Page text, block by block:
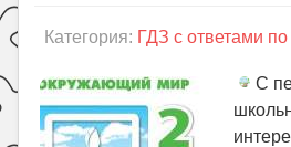
Категория: ГДЗ с ответами
С